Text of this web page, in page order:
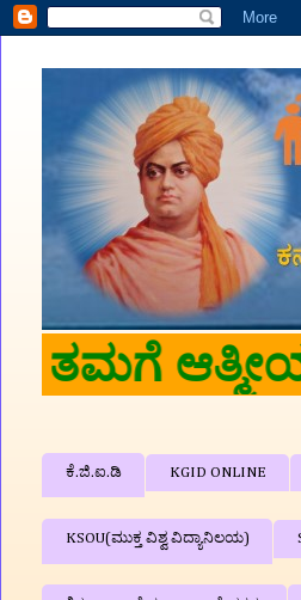
🙏🙏
ಕೆ.ಜಿ.ಐ.ಡಿ KGID ONLINE
KSOU(ಮುಕ್ತ ವಿಶ್ವ ವಿದ್ಯಾನಿಲಯ)